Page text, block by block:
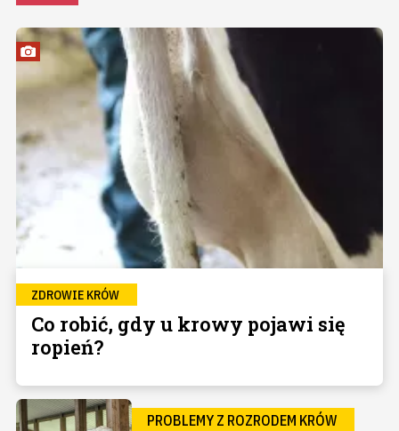
ZDROWIE KRÓW
Co robić, gdy u krowy pojawi się
ropień?
PROBLEMY Z ROZRODEM KRÓW